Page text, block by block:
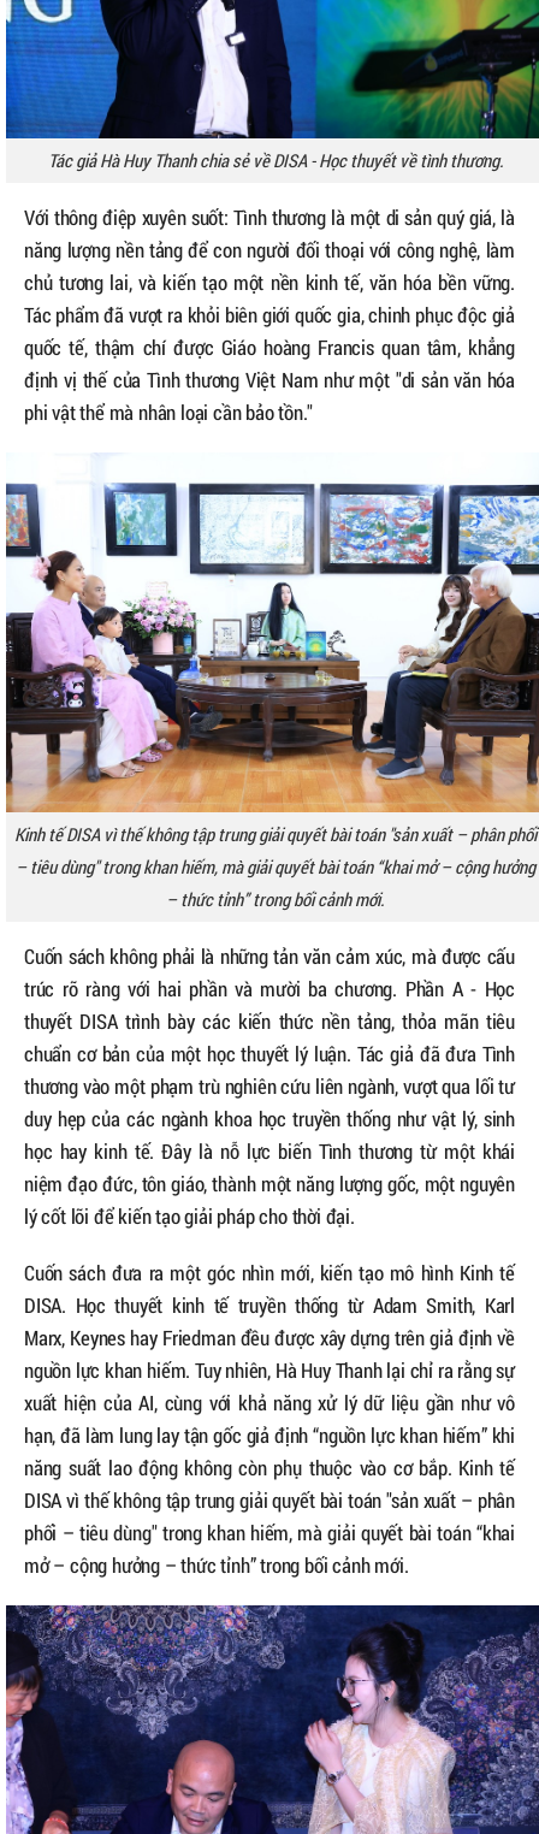
Tác giả Hà Huy Thanh chia sẻ về DISA - Học thuyết về tình thương.
Với thông điệp xuyên suốt: Tình thương là một di sản quý giá, là
năng lượng nền tảng để con người đối thoại với công nghệ, làm
chủ tương lai, và kiến tạo một nền kinh tế, văn hóa bền vững.
Tác phẩm đã vượt ra khỏi biên giới quốc gia, chinh phục độc giả
quốc tế, thậm chí được Giáo hoàng Francis quan tâm, khẳng
định vị thế của Tình thương Việt Nam như một "di sản văn hóa
phi vật thể mà nhân loại cần bảo tồn."
Kinh tế DISA vì thế không tập trung giải quyết bài toán "sản xuất – phân phối
– tiêu dùng" trong khan hiếm, mà giải quyết bài toán “khai mở – cộng hưởng
– thức tỉnh” trong bối cảnh mới.
Cuốn sách không phải là những tản văn cảm xúc, mà được cấu
trúc rõ ràng với hai phần và mười ba chương. Phần A - Học
thuyết DISA trình bày các kiến thức nền tảng, thỏa mãn tiêu
chuẩn cơ bản của một học thuyết lý luận. Tác giả đã đưa Tình
thương vào một phạm trù nghiên cứu liên ngành, vượt qua lối tư
duy hẹp của các ngành khoa học truyền thống như vật lý, sinh
học hay kinh tế. Đây là nỗ lực biến Tình thương từ một khái
niệm đạo đức, tôn giáo, thành một năng lượng gốc, một nguyên
lý cốt lõi để kiến tạo giải pháp cho thời đại.
Cuốn sách đưa ra một góc nhìn mới, kiến tạo mô hình Kinh tế
DISA. Học thuyết kinh tế truyền thống từ Adam Smith, Karl
Marx, Keynes hay Friedman đều được xây dựng trên giả định về
nguồn lực khan hiếm. Tuy nhiên, Hà Huy Thanh lại chỉ ra rằng sự
xuất hiện của AI, cùng với khả năng xử lý dữ liệu gần như vô
hạn, đã làm lung lay tận gốc giả định “nguồn lực khan hiếm” khi
năng suất lao động không còn phụ thuộc vào cơ bắp. Kinh tế
DISA vì thế không tập trung giải quyết bài toán "sản xuất – phân
phối – tiêu dùng" trong khan hiếm, mà giải quyết bài toán “khai
mở – cộng hưởng – thức tỉnh” trong bối cảnh mới.